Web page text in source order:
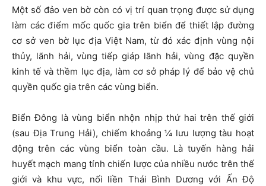
Một số đảo ven bờ còn có vị trí quan trọng được sử dụng
làm các điểm mốc quốc gia trên biển để thiết lập đường
cơ sở ven bờ lục địa Việt Nam, từ đó xác định vùng nội
thủy, lãnh hải, vùng tiếp giáp lãnh hải, vùng đặc quyền
kinh tế và thềm lục địa, làm cơ sở pháp lý để bảo vệ chủ
quyền quốc gia trên các vùng biển.
Biển Đông là vùng biển nhộn nhịp thứ hai trên thế giới
(sau Địa Trung Hải), chiếm khoảng ¼ lưu lượng tàu hoạt
động trên các vùng biển toàn cầu. Là tuyến hàng hải
huyết mạch mang tính chiến lược của nhiều nước trên thế
giới và khu vực, nối liền Thái Bình Dương với Ấn Độ